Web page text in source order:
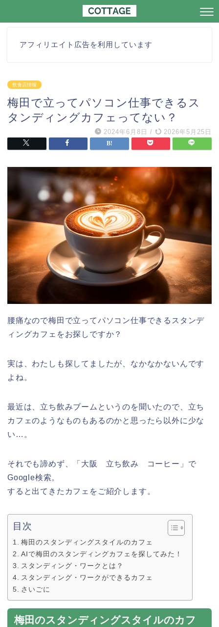
アフィリエイト広告を利用しています
飲食店情報
梅田で立ってパソコン仕事できるス
タンディングカフェってない？
2024年6月8日 / 2026年5月25日
腰痛なので梅田で立ってパソコン仕事できるスタンデ
ィングカフェをお探しですか？
実は、わたしも探してましたが、なかなかないんです
よね。
最近は、立ち飲みブームというのを聞いたので、立ち
カフェのようなものもあるのかと思ったら以外に少な
い…。
それでも諦めず、「大阪 立ち飲み コーヒー」で
Google検索。
すると出てきたカフェをご紹介します。
目次
梅田のスタンディングスタイルのカフェ
AIで梅田のスタンディングカフェを探してみた！
スタンディング・ワークとは？
スタンディング・ワークができるカフェ
さいごに
梅田のスタンディングスタイルのカフ